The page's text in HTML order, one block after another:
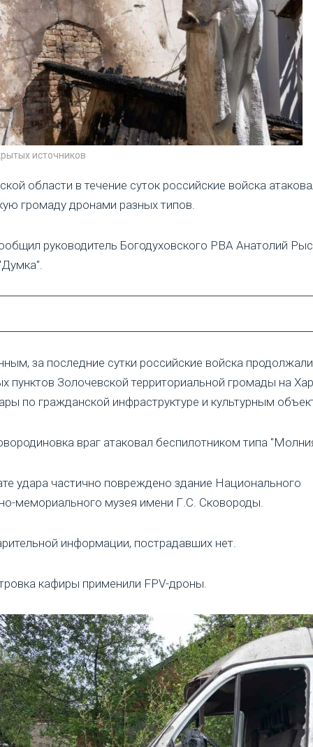
источников
области в течение суток российские войска
громаду дронами разных типов.
руководитель Богодуховского РВА Анатолий
за последние сутки российские войска
пунктов Золочевской территориальной громады на
по гражданской инфраструктуре и культурным
враг атаковал беспилотником типа
удара частично повреждено здание Национального
мемориального музея имени Г.С. Сковороды.
информации, пострадавших нет.
кафиры применили FPV-дроны.